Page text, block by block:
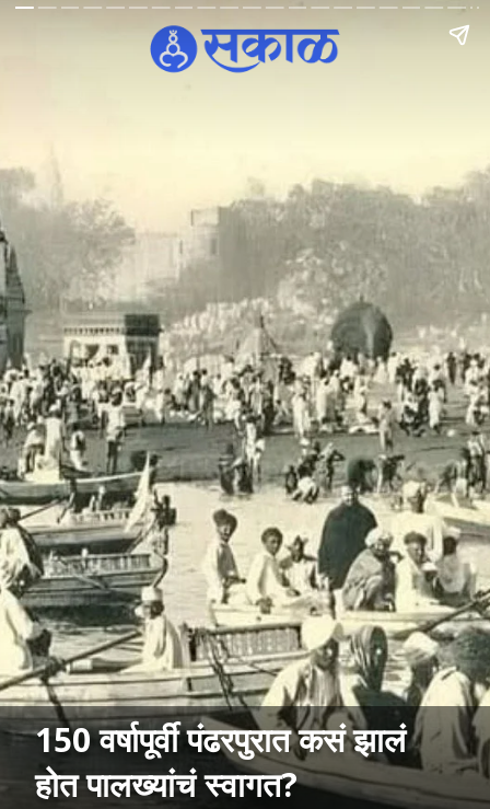
150 वर्षापूर्वी पंढरपुरात कसं झालं
होत पालख्यांचं स्वागत?